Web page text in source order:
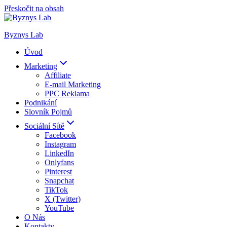
Přeskočit na obsah
Byznys Lab
Úvod
Marketing
Affiliate
E-mail Marketing
PPC Reklama
Podnikání
Slovník Pojmů
Sociální Sítě
Facebook
Instagram
LinkedIn
Onlyfans
Pinterest
Snapchat
TikTok
X (Twitter)
YouTube
O Nás